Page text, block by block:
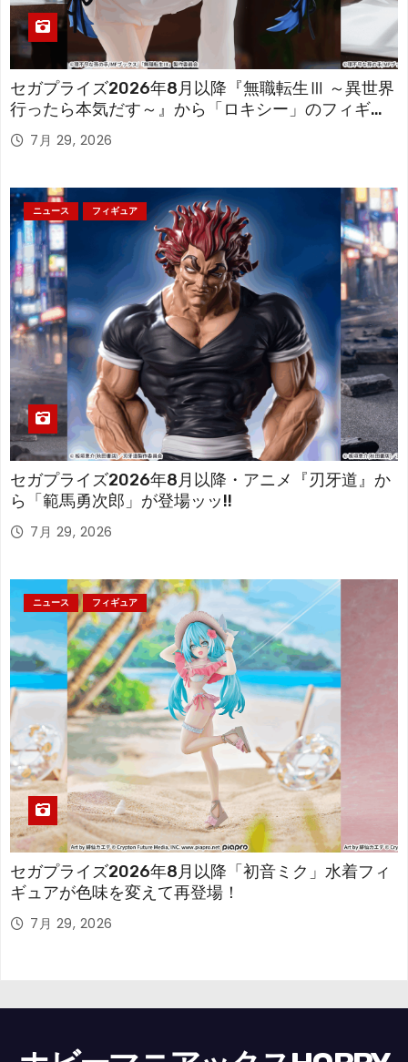
セガプライズ2026年8月以降『無職転生Ⅲ ～異世界
行ったら本気だす～』から「ロキシー」のフィギュ
アが登場！
7月 29, 2026
ニュース フィギュア
セガプライズ2026年8月以降・アニメ『刃牙道』か
ら「範馬勇次郎」が登場ッッ!!
7月 29, 2026
ニュース フィギュア
セガプライズ2026年8月以降「初音ミク」水着フィ
ギュアが色味を変えて再登場！
7月 29, 2026